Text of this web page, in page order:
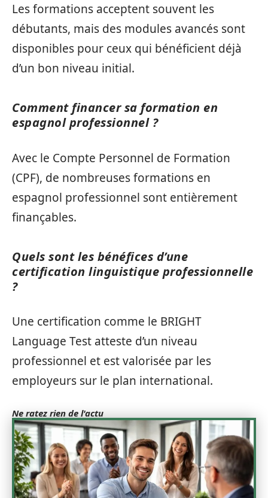
Les formations acceptent souvent les
débutants, mais des modules avancés sont
disponibles pour ceux qui bénéficient déjà
d’un bon niveau initial.
Comment financer sa formation en
espagnol professionnel ?
Avec le Compte Personnel de Formation
(CPF), de nombreuses formations en
espagnol professionnel sont entièrement
finançables.
Quels sont les bénéfices d’une
certification linguistique professionnelle
?
Une certification comme le BRIGHT
Language Test atteste d’un niveau
professionnel et est valorisée par les
employeurs sur le plan international.
Ne ratez rien de l'actu